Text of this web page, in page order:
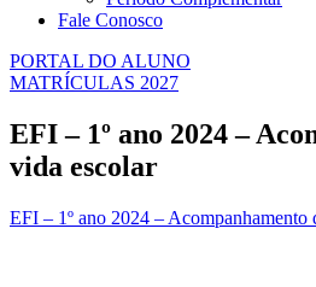
Fale Conosco
PORTAL DO ALUNO
MATRÍCULAS 2027
EFI – 1º ano 2024 –
vida escolar
EFI – 1º ano 2024 – Acompanhamento